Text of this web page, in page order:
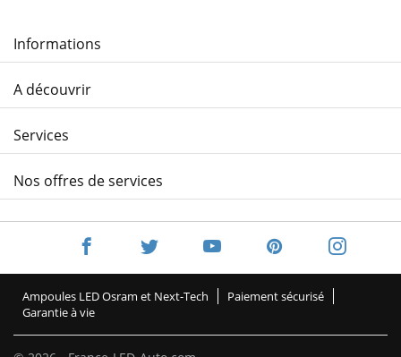
Informations
A découvrir
Services
Nos offres de services
Ampoules LED Osram et Next-Tech
Paiement sécurisé
Garantie à vie